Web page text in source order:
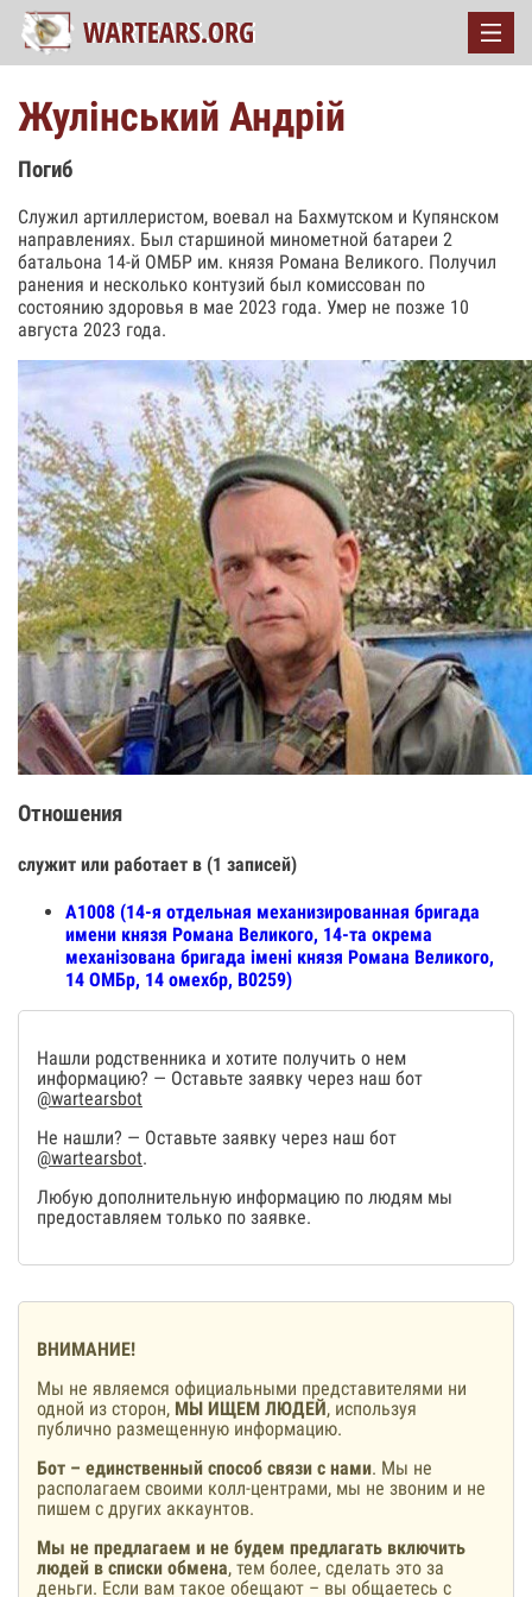
Жулінський Андрій
Погиб
Служил артиллеристом, воевал на Бахмутском и Купянском
направлениях. Был старшиной минометной батареи 2
батальона 14-й ОМБР им. князя Романа Великого. Получил
ранения и несколько контузий был комиссован по
состоянию здоровья в мае 2023 года. Умер не позже 10
августа 2023 года.
Отношения
служит или работает в (1 записей)
А1008 (14-я отдельная механизированная бригада
имени князя Романа Великого, 14-та окрема
механізована бригада імені князя Романа Великого,
14 ОМБр, 14 омехбр, В0259)
Нашли родственника и хотите получить о нем
информацию? — Оставьте заявку через наш бот
@wartearsbot
Не нашли? — Оставьте заявку через наш бот
@wartearsbot.
Любую дополнительную информацию по людям мы
предоставляем только по заявке.
ВНИМАНИЕ!
Мы не являемся официальными представителями ни
одной из сторон, МЫ ИЩЕМ ЛЮДЕЙ, используя
публично размещенную информацию.
Бот – единственный способ связи с нами. Мы не
располагаем своими колл-центрами, мы не звоним и не
пишем с других аккаунтов.
Мы не предлагаем и не будем предлагать включить
людей в списки обмена, тем более, сделать это за
деньги. Если вам такое обещают – вы общаетесь с